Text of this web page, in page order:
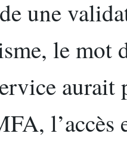
une
le mot
aurait
l’accès